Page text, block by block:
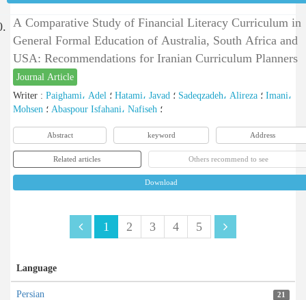
A Comparative Study of Financial Literacy Curriculum in
General Formal Education of Australia, South Africa and
USA: Recommendations for Iranian Curriculum Planners
Journal Article
Writer : Paighami، Adel Hatami، Javad Sadeqzadeh، Alireza
Imani،
Mohsen
Abaspour Isfahani، Nafiseh ؛
Abstract keyword Address
Related articles Others recommend to see
Download
1 2 3 4 5
Language
Persian 21